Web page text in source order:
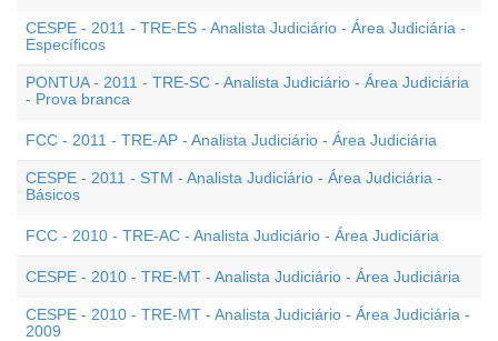
CESPE - 2011 - TRE-ES - Analista Judiciário - Área Judiciária -
Específicos
PONTUA - 2011 - TRE-SC - Analista Judiciário - Área Judiciária
- Prova branca
FCC - 2011 - TRE-AP - Analista Judiciário - Área Judiciária
CESPE - 2011 - STM - Analista Judiciário - Área Judiciária -
Básicos
FCC - 2010 - TRE-AC - Analista Judiciário - Área Judiciária
CESPE - 2010 - TRE-MT - Analista Judiciário - Área Judiciária
CESPE - 2010 - TRE-MT - Analista Judiciário - Área Judiciária -
2009